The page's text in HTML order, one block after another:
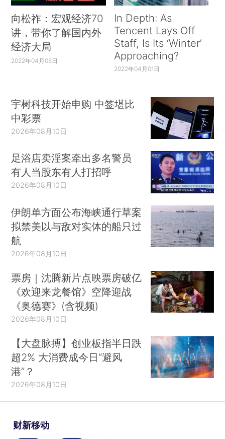
向松祚：宏观经济70
讲，带你了解国内外
经济大局
2022年04月06日
In Depth: As
Tencent Lays Off
Staff, Is Its ‘Winter’
Approaching?
2022年04月01日
宇树科技开始申购 中签堪比
中彩票
2026年08月10日
足浴店卖淫案牵出多名警员
有人当股东有人打招呼
2026年08月10日
伊朗单方面公布海峡通行草案
拟禁美以与敌对实体的船只过
航
2026年08月10日
票房｜沈腾新片点映票房破亿
《欢迎来龙餐馆》空降迎战
《奥德赛》(含视频)
2026年08月10日
【大盘脉搏】创业板指半日跌
超2% 大消费成今日“避风
港”？
2026年08月10日
财新移动